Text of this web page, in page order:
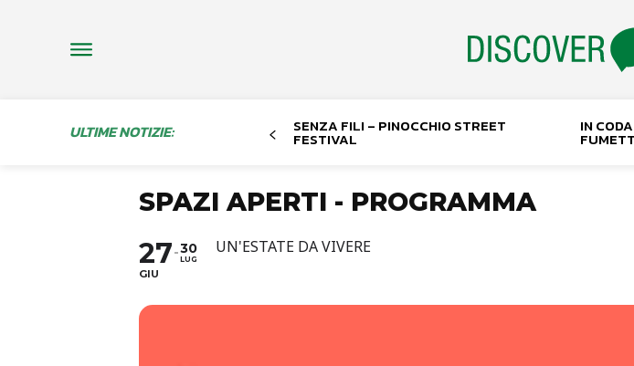
ULTIME NOTIZIE: SENZA FILI – PINOCCHIO STREET
FESTIVAL
IN
SPAZI APERTI - PROGRAMMA
27
GIU
30
LUG
UN'ESTATE DA VIVERE